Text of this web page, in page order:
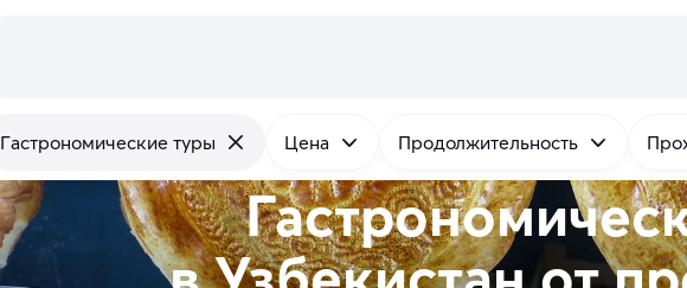
Гастрономические туры Цена Продолжительность